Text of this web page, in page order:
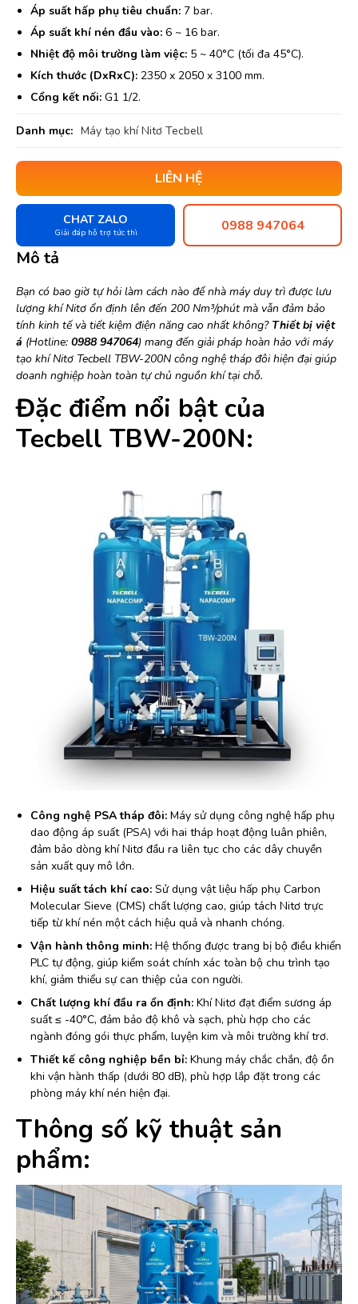
Áp suất hấp phụ tiêu chuẩn: 7 bar.
Áp suất khí nén đầu vào: 6 ~ 16 bar.
Nhiệt độ môi trường làm việc: 5 ~ 40°C (tối đa 45°C).
Kích thước (DxRxC): 2350 x 2050 x 3100 mm.
Cổng kết nối: G1 1/2.
Danh mục: Máy tạo khí Nitơ Tecbell
LIÊN HỆ
CHAT ZALO
Giải đáp hỗ trợ tức thì 0988 947064
Mô tả
Bạn có bao giờ tự hỏi làm cách nào để nhà máy duy trì được lưu
lượng khí Nitơ ổn định lên đến 200 Nm³/phút mà vẫn đảm bảo
tính kinh tế và tiết kiệm điện năng cao nhất không? Thiết bị việt
á (Hotline: 0988 947064) mang đến giải pháp hoàn hảo với máy
tạo khí Nitơ Tecbell TBW-200N công nghệ tháp đôi hiện đại giúp
doanh nghiệp hoàn toàn tự chủ nguồn khí tại chỗ.
Đặc điểm nổi bật của
Tecbell TBW-200N:
Công nghệ PSA tháp đôi: Máy sử dụng công nghệ hấp phụ
dao động áp suất (PSA) với hai tháp hoạt động luân phiên,
đảm bảo dòng khí Nitơ đầu ra liên tục cho các dây chuyền
sản xuất quy mô lớn.
Hiệu suất tách khí cao: Sử dụng vật liệu hấp phụ Carbon
Molecular Sieve (CMS) chất lượng cao, giúp tách Nitơ trực
tiếp từ khí nén một cách hiệu quả và nhanh chóng.
Vận hành thông minh: Hệ thống được trang bị bộ điều khiển
PLC tự động, giúp kiểm soát chính xác toàn bộ chu trình tạo
khí, giảm thiểu sự can thiệp của con người.
Chất lượng khí đầu ra ổn định: Khí Nitơ đạt điểm sương áp
suất ≤ -40°C, đảm bảo độ khô và sạch, phù hợp cho các
ngành đóng gói thực phẩm, luyện kim và môi trường khí trơ.
Thiết kế công nghiệp bền bỉ: Khung máy chắc chắn, độ ồn
khi vận hành thấp (dưới 80 dB), phù hợp lắp đặt trong các
phòng máy khí nén hiện đại.
Thông số kỹ thuật sản
phẩm: